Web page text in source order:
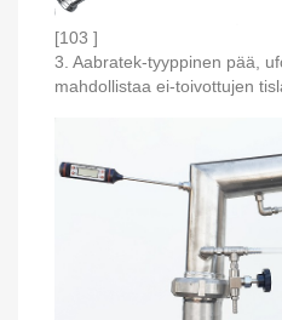
[103 ]
3. Aabratek-tyyppinen pää,
mahdollistaa ei-toivottujen